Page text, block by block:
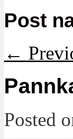
Post
←
Posted